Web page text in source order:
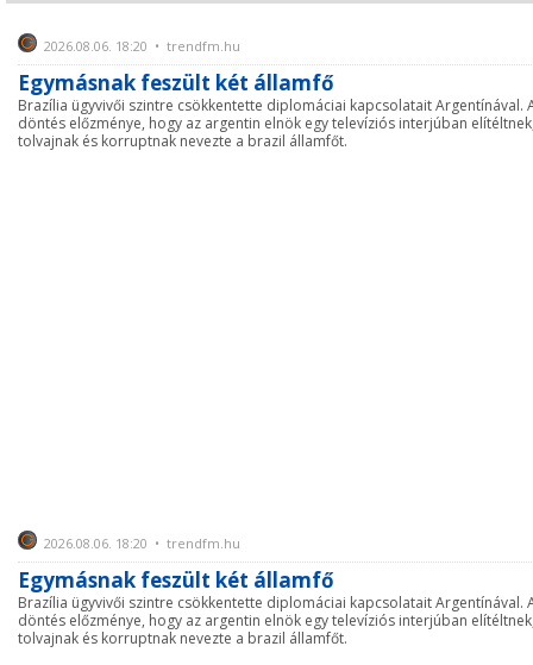
2026.08.06. 18:20 • trendfm.hu
Egymásnak feszült két államfő
Brazília ügyvivői szintre csökkentette diplomáciai kapcsolatait Argentínával.
döntés előzménye, hogy az argentin elnök egy televíziós interjúban
tolvajnak és korruptnak nevezte a brazil államfőt.
2026.08.06. 18:20 • trendfm.hu
Egymásnak feszült két államfő
Brazília ügyvivői szintre csökkentette diplomáciai kapcsolatait Argentínával.
döntés előzménye, hogy az argentin elnök egy televíziós interjúban
tolvajnak és korruptnak nevezte a brazil államfőt.